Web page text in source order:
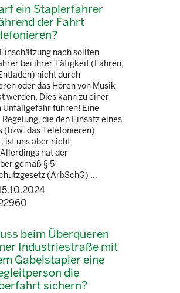
ein Staplerfahrer
der Fahrt
nach sollten
bei ihrer Tätigkeit (Fahren,
nicht durch
oder das Hören von Musik
werden. Dies kann zu einer
Unfallgefahr führen! Eine
die den Einsatz eines
(bzw. das Telefonieren)
ist uns aber nicht
hat der
gemäß § 5
(ArbSchG) ...
beim Überqueren
Industriestraße mit
Gabelstapler eine
die
sichern?